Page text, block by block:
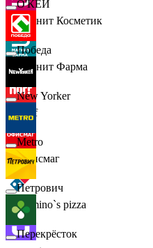
Магнит Косметик
Магнит Фарма
Hoff
Офисмаг
Domino`s pizza
О'КЕЙ
Победа
New Yorker
Metro
Петрович
Перекрёсток